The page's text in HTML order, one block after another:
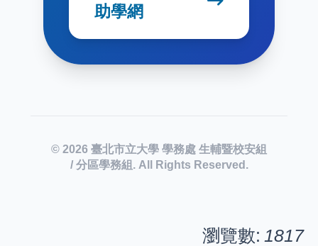
助學網
© 2026 臺北市立大學 學務處 生輔暨校安組
/ 分區學務組. All Rights Reserved.
瀏覽數: 1817